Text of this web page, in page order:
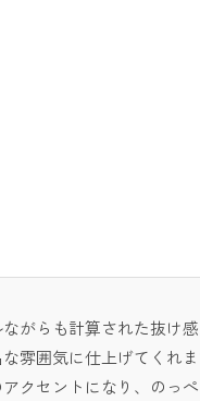
がらも計算された抜け
雰囲気に仕上げてくれ
クセントになり、のっ